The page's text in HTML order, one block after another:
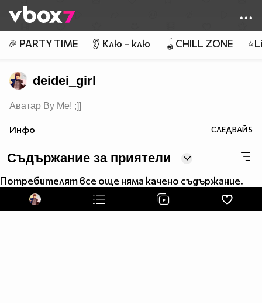
👾
🎉 PARTY TIME 👂 Клю – клю 🪀CHILL ZONE
deidei_girl
Аватар By Me! ;]]
Инфо СЛЕДВАЙ5
Съдържание за приятели
Потребителят все още няма качено съдържание.